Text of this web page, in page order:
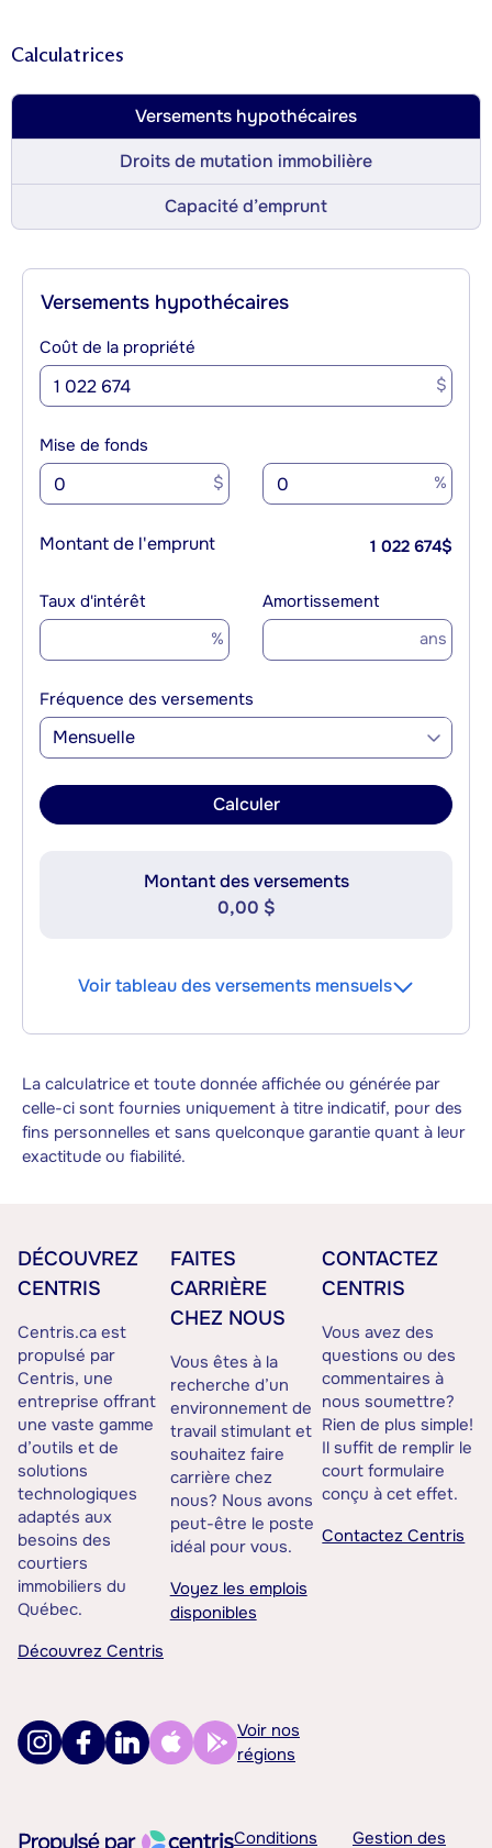
Calculatrices
Versements hypothécaires
Droits de mutation immobilière
Capacité d’emprunt
Versements hypothécaires
Coût de la propriété
$
Mise de fonds
$ %
Montant de l'emprunt 1 022 674$
Taux d'intérêt
%
Amortissement
ans
Fréquence des versements
Mensuelle
Calculer
Montant des versements
0,00 $
Voir tableau des versements mensuels
La calculatrice et toute donnée affichée ou générée par
celle-ci sont fournies uniquement à titre indicatif, pour des
fins personnelles et sans quelconque garantie quant à leur
exactitude ou fiabilité.
DÉCOUVREZ
CENTRIS
Centris.ca est
propulsé par
Centris, une
entreprise offrant
une vaste gamme
d’outils et de
solutions
technologiques
adaptés aux
besoins des
courtiers
immobiliers du
Québec.
Découvrez Centris
FAITES
CARRIÈRE
CHEZ NOUS
Vous êtes à la
recherche d’un
environnement de
travail stimulant et
souhaitez faire
carrière chez
nous? Nous avons
peut-être le poste
idéal pour vous.
Voyez les emplois
disponibles
CONTACTEZ
CENTRIS
Vous avez des
questions ou des
commentaires à
nous soumettre?
Rien de plus simple!
Il suffit de remplir le
court formulaire
conçu à cet effet.
Contactez Centris
Voir nos
régions
Conditions Gestion des